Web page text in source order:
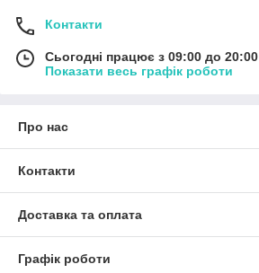
Контакти
Сьогодні працює з 09:00 до 20:00
Показати весь графік роботи
Про нас
Контакти
Доставка та оплата
Графік роботи